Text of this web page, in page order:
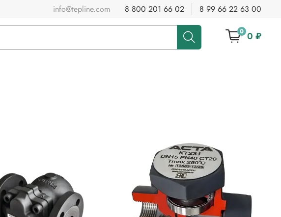
info@tepline.com 8 800 201 66 02 8 99 66 22 63 00
0 0 ₽